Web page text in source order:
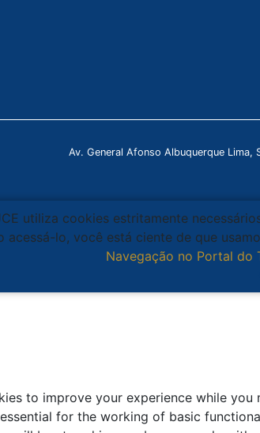
Av. General Afonso Albuquerque
utiliza cookies estritamente
acessá-lo, você está ciente de que
Navegação no Portal do
to improve your experience while
for the working of basic